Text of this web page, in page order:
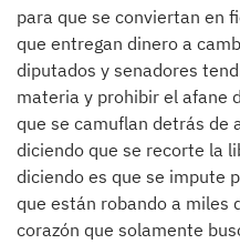
para que se conviertan en
que entregan dinero a
diputados y senadores
materia y prohibir el afane
que se camuflan detrás de
diciendo que se recorte la
diciendo es que se impute
que están robando a miles
corazón que solamente